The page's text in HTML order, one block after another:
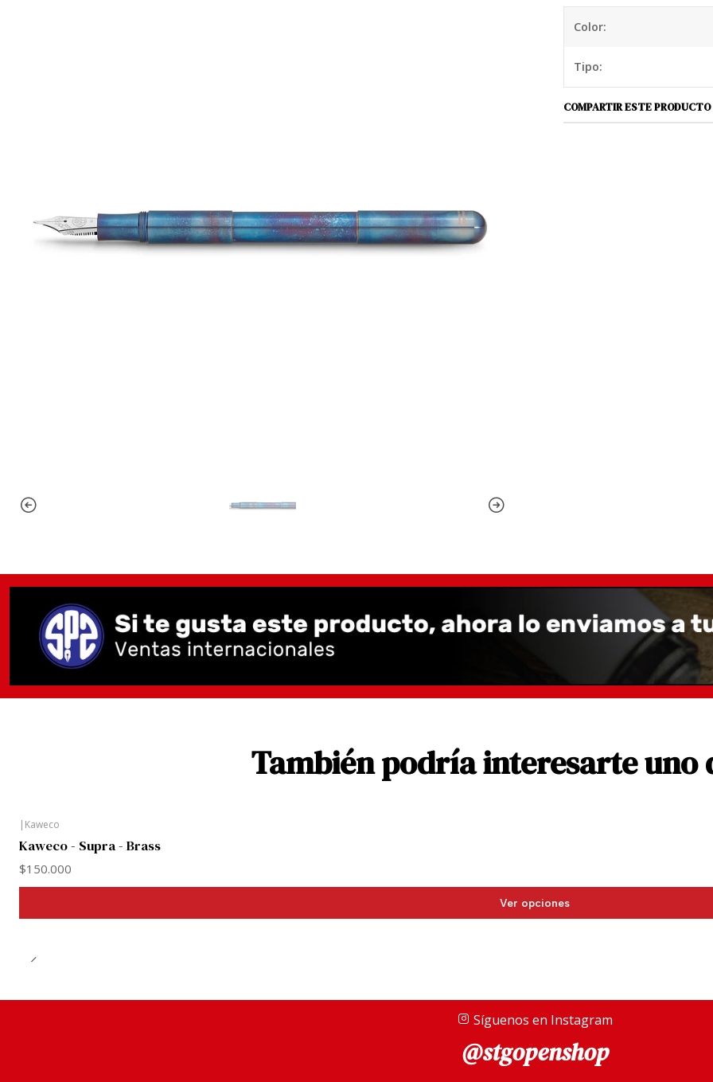
puedas escribir muy
opciones de
forma óptima el peso y
Color:
Tipo:
COMPARTIR ESTE PRODUCTO
También podría interesarte uno
| Kaweco
Kaweco - Supra - Brass
$150.000
Ver opciones
Síguenos en Instagram
@stgopenshop